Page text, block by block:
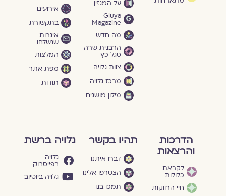
על המגזין
Gluya
Magazine
מה חדש
הרבנית שרה
סגל־כץ
צוות גלויה
מרכז גלויה
מילון מושגים
אירועים
בתקשורת
איגרות
שנשלחו
המלצות
מפת אתר
תודות
הדרכות
והרצאות
לקראת
כלולות
חיי הרווקות
תהיו בקשר
דברו איתנו
הצטרפו אלינו
תמכו בנו
גלויה ברשת
גלויה
בפייסבוק
גלויה ביוטיוב